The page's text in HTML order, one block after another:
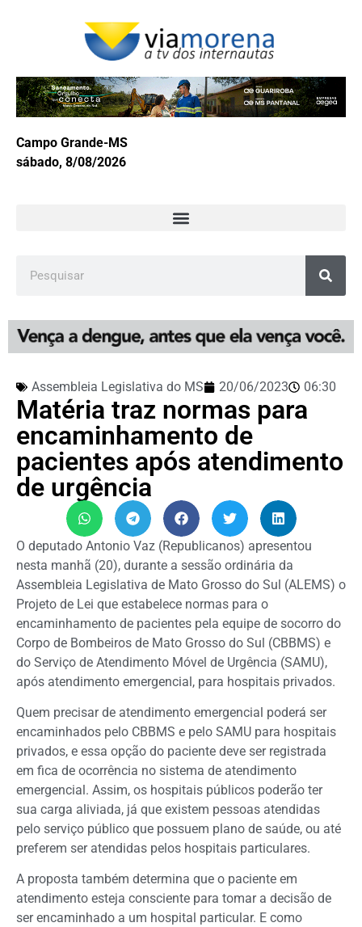
Campo Grande-MS
sábado, 8/08/2026
Assembleia Legislativa do MS 20/06/2023 06:30
Matéria traz normas para
encaminhamento de
pacientes após atendimento
de urgência
O deputado Antonio Vaz (Republicanos) apresentou
nesta manhã (20), durante a sessão ordinária da
Assembleia Legislativa de Mato Grosso do Sul (ALEMS) o
Projeto de Lei que estabelece normas para o
encaminhamento de pacientes pela equipe de socorro do
Corpo de Bombeiros de Mato Grosso do Sul (CBBMS) e
do Serviço de Atendimento Móvel de Urgência (SAMU),
após atendimento emergencial, para hospitais privados.
Quem precisar de atendimento emergencial poderá ser
encaminhados pelo CBBMS e pelo SAMU para hospitais
privados, e essa opção do paciente deve ser registrada
em fica de ocorrência no sistema de atendimento
emergencial. Assim, os hospitais públicos poderão ter
sua carga aliviada, já que existem pessoas atendidas
pelo serviço público que possuem plano de saúde, ou até
preferem ser atendidas pelos hospitais particulares.
A proposta também determina que o paciente em
atendimento esteja consciente para tomar a decisão de
ser encaminhado a um hospital particular. E como